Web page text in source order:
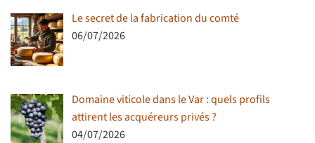
Le secret de la fabrication du comté
06/07/2026
Domaine viticole dans le Var : quels profils
attirent les acquéreurs privés ?
04/07/2026